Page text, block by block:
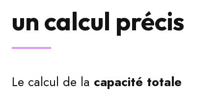
un calcul précis
Le calcul de la capacité totale